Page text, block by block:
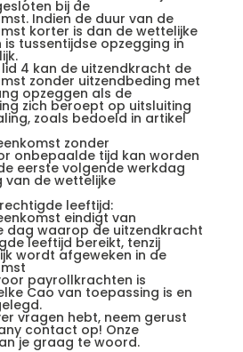
bij de
Indien de duur van de
korter is dan de wettelijke
tussentijdse opzegging in
4 kan de uitzendkracht de
zonder uitzendbeding met
opzeggen als de
zich beroept op uitsluiting
zoals bedoeld in artikel
zonder
onbepaalde tijd kan worden
eerste volgende werkdag
van de wettelijke
leeftijd:
eindigt van
dag waarop de uitzendkracht
leeftijd bereikt, tenzij
wordt afgeweken in de
payrollkrachten is
Cao van toepassing is en
vragen hebt, neem gerust
contact op! Onze
je graag te woord.